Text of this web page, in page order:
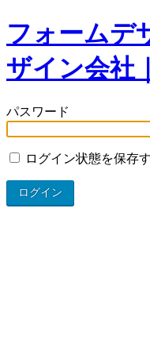
フォームデ
ザイン会社
パスワード
ログイン状態を保存